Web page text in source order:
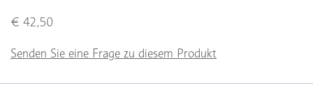
€ 42,50
Senden Sie eine Frage zu diesem Produkt